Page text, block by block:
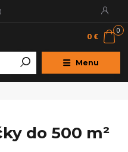
Menu
0
0 €
do 500 m²